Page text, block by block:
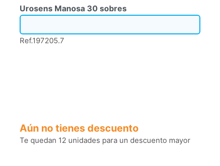
Urosens Manosa 30 sobres
Ref.197205.7
Aún no tienes descuento
Te quedan 12 unidades para un descuento mayor